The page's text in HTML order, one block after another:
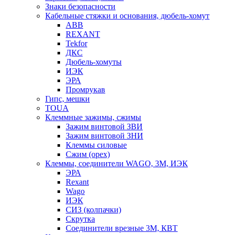
Знаки безопасности
Кабельные стяжки и основания, дюбель-хомут
ABB
REXANT
Tekfor
ДКС
Дюбель-хомуты
ИЭК
ЭРА
Промрукав
Гипс, мешки
TOUA
Клеммные зажимы, сжимы
Зажим винтовой ЗВИ
Зажим винтовой ЗНИ
Клеммы силовые
Сжим (орех)
Клеммы, соединители WAGO, 3M, ИЭК
ЭРА
Rexant
Wago
ИЭК
СИЗ (колпачки)
Скрутка
Соединители врезные 3M, КВТ